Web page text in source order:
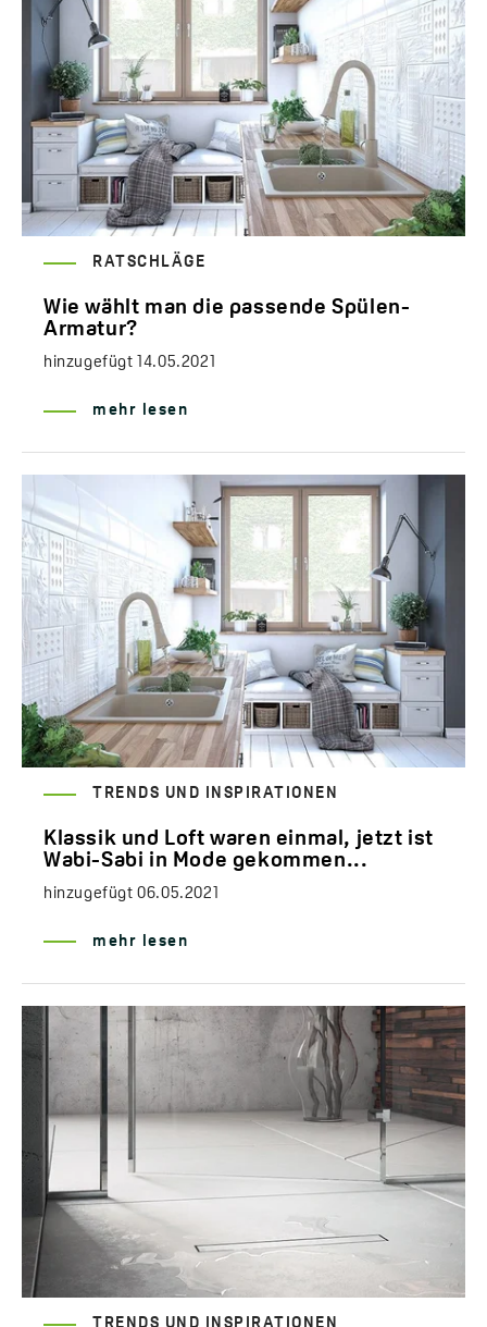
RATSCHLÄGE
Wie wählt man die passende Spülen-
Armatur?
hinzugefügt 14.05.2021
mehr lesen
TRENDS UND INSPIRATIONEN
Klassik und Loft waren einmal, jetzt ist
Wabi-Sabi in Mode gekommen...
hinzugefügt06.05.2021
mehr lesen